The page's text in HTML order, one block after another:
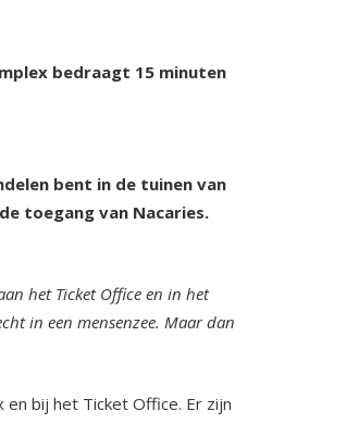
bedraagt 15 minuten
bent in de tuinen van
toegang van Nacaries.
het Ticket Office en in het
in een mensenzee. Maar dan
en bij het Ticket Office. Er zijn